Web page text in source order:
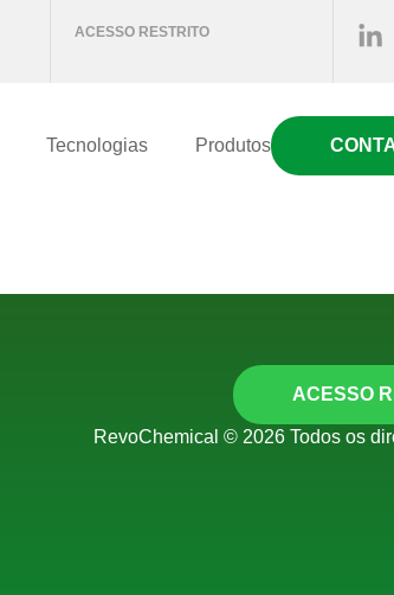
ACESSO RESTRITO
Tecnologias Produtos
ACESSO
RevoChemical © 2026 Todos os